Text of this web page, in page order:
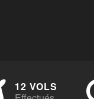
12 VOLS